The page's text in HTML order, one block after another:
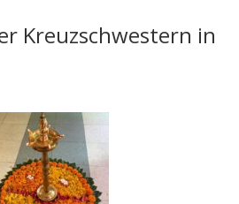
Kreuzschwestern in